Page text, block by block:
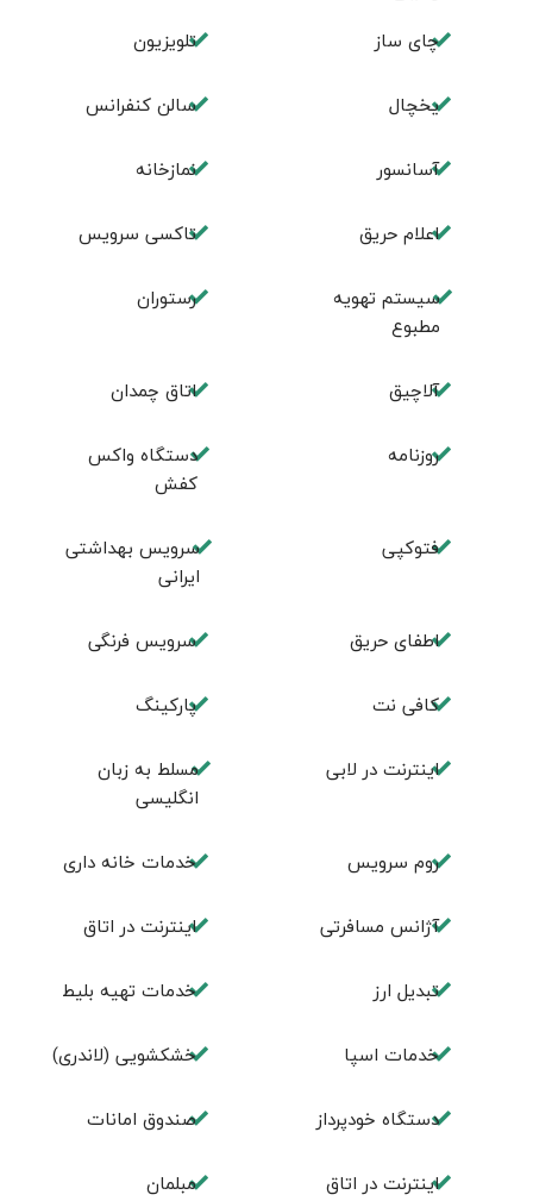
چای ساز تلویزیون
یخچال سالن کنفرانس
آسانسور نمازخانه
اعلام حریق تاکسی سرویس
سیستم تهویه
مطبوع
رستوران
آلاچیق اتاق چمدان
روزنامه
دستگاه واکس
کفش
فتوکپی
سرویس بهداشتی
ایرانی
اطفای حریق سرویس فرنگی
کافی نت پاركينگ
اينترنت در لابی
مسلط به زبان
انگليسی
روم سرويس خدمات خانه داری
آژانس مسافرتی اينترنت در اتاق
تبديل ارز خدمات تهيه بليط
خدمات اسپا خشکشویی (لاندری)
دستگاه خودپرداز صندوق امانات
اینترنت در اتاق مبلمان